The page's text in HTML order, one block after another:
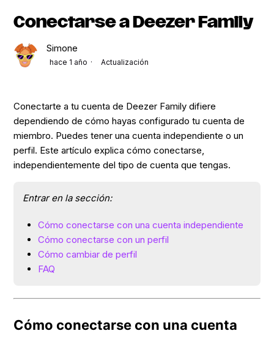
Conectarse a Deezer Family
Simone
hace 1 año Actualización
Conectarte a tu cuenta de Deezer Family difiere
dependiendo de cómo hayas configurado tu cuenta de
miembro. Puedes tener una cuenta independiente o un
perfil. Este artículo explica cómo conectarse,
independientemente del tipo de cuenta que tengas.
Entrar en la sección:
Cómo conectarse con una cuenta independiente
Cómo conectarse con un perfil
Cómo cambiar de perfil
FAQ
Cómo conectarse con una cuenta